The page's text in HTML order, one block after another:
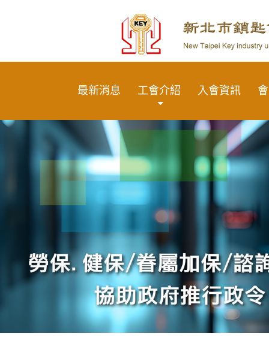
最新消息 工會介紹 入會資訊